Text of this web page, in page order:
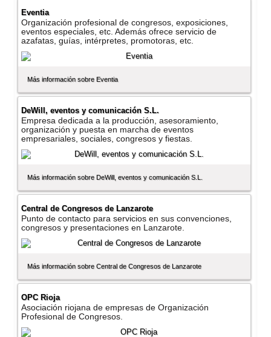
Eventia
Organización profesional de congresos, exposiciones,
eventos especiales, etc. Además ofrece servicio de
azafatas, guí­as, intérpretes, promotoras, etc.
Más información sobre Eventia
DeWill, eventos y comunicación S.L.
Empresa dedicada a la producción, asesoramiento,
organización y puesta en marcha de eventos
empresariales, sociales, congresos y fiestas.
Más información sobre DeWill, eventos y comunicación S.L.
Central de Congresos de Lanzarote
Punto de contacto para servicios en sus convenciones,
congresos y presentaciones en Lanzarote.
Más información sobre Central de Congresos de Lanzarote
OPC Rioja
Asociación riojana de empresas de Organización
Profesional de Congresos.